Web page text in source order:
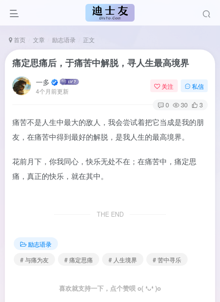
首页 文章 励志语录 正文
痛定思痛后，于痛苦中解脱，寻人生最高境界
一多
4个月前更新
关注 私信
0 30 3
痛苦不是人生中最大的敌人，我会尝试着把它当成是我的朋
友，在痛苦中得到最好的解脱，是我人生的最高境界。
花前月下，你我同心，快乐无处不在；在痛苦中，痛定思
痛，真正的快乐，就在其中。
THE END
励志语录
# 与痛为友
# 痛定思痛 # 人生境界 # 苦中寻乐
喜欢就支持一下，点个赞呗 o( ❛ᴗ❛ )o